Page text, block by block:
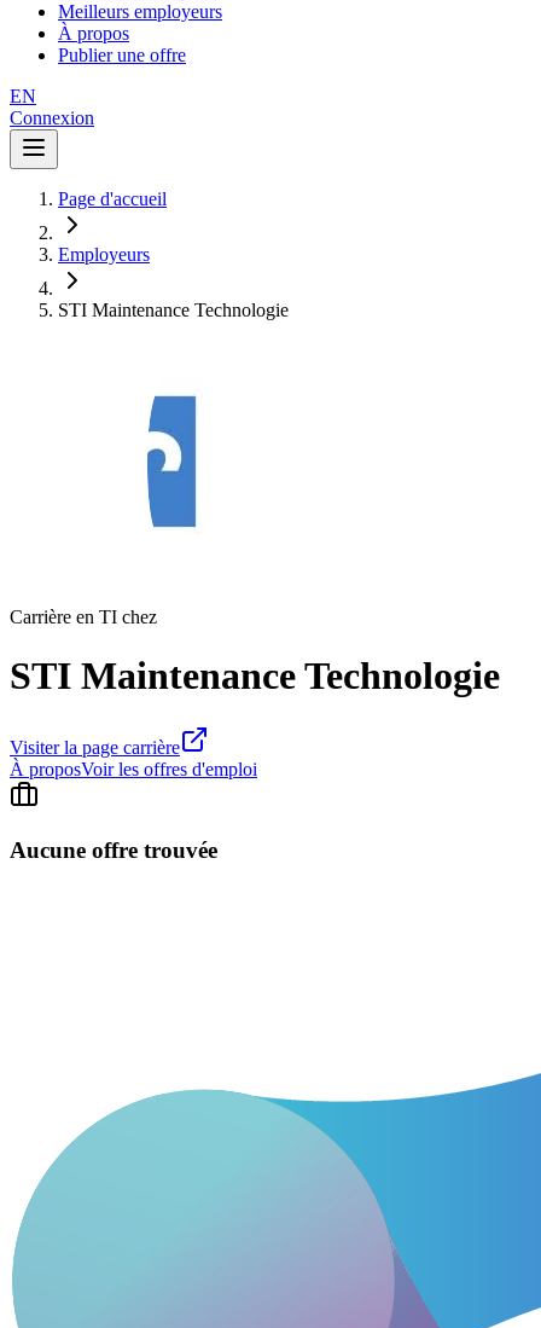
Meilleurs employeurs
À propos
Publier une offre
EN
Connexion
Page d'accueil
Employeurs
STI Maintenance Technologie
Carrière en TI chez
STI Maintenance Technologie
Visiter la page carrière
À proposVoir les offres d'emploi
Aucune offre trouvée